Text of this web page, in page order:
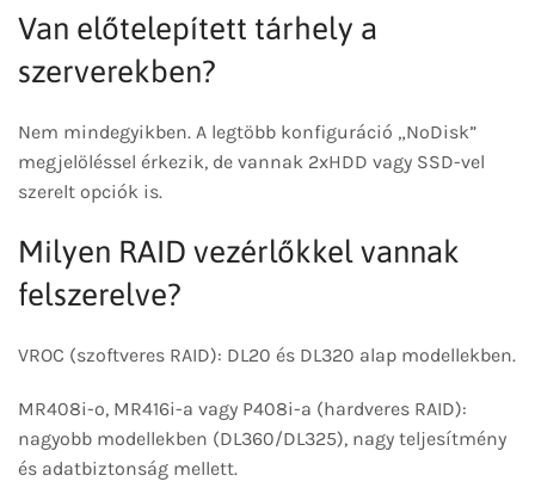
Van előtelepített tárhely a
szerverekben?
Nem mindegyikben. A legtöbb konfiguráció „NoDisk”
megjelöléssel érkezik, de vannak 2xHDD vagy SSD-vel
szerelt opciók is.
Milyen RAID vezérlőkkel vannak
felszerelve?
VROC (szoftveres RAID): DL20 és DL320 alap modellekben.
MR408i-o, MR416i-a vagy P408i-a (hardveres RAID):
nagyobb modellekben (DL360/DL325), nagy teljesítmény
és adatbiztonság mellett.